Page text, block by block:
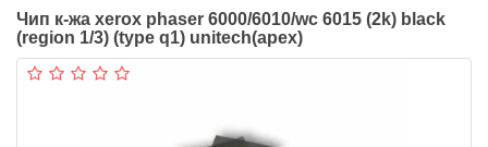
Чип к-жа xerox phaser 6000/6010/wc 6015 (2k) black
(region 1/3) (type q1) unitech(apex)